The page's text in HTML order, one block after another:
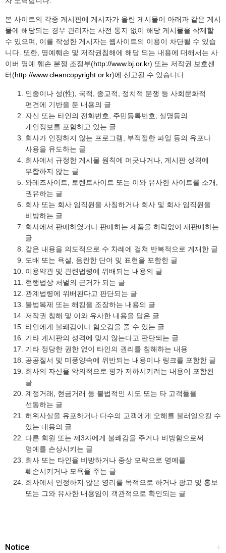
본 사이트의 각종 게시판에 게시자가 올린 게시물이 아래과 같은 게시
물에 해당되는 경우 관리자는 사전 통지 없이 해당 게시물을 삭제할
수 있으며, 이를 작성한 게시자는 웹사이트의 이용이 차단될 수 있습
니다. 또한, 명예훼손 및 저작권침해에 해당 되는 내용에 대해서는 사
이버 명예 훼손 분쟁 조정부(http://www.bj.or.kr) 또는 저작권 보호센
터(http://www.cleancopyright.or.kr)에 신고될 수 있습니다.
인종이나 성(性), 국적, 종교적, 정치적 분쟁 등 사회문화적
편견에 기반을 둔 내용의 글
자신 또는 타인의 전화번호, 주민등록번호, 실명등의
개인정보를 포함하고 있는 글
회사가 인정하지 않는 프로그램, 부적절한 파일 등의 유포나
사용을 유도하는 글
회사에서 규정한 게시물 원칙에 어긋나거나, 게시판 성격에
부합하지 않는 글
와레즈사이트, 토렌트사이트 또는 이와 유사한 사이트를 소개,
권유하는 글
회사 또는 회사 임직원을 사칭하거나 회사 및 회사 임직원을
비방하는 글
회사에서 판매하였거나 판매하는 제품을 허락없이 재판매하는
글
같은 내용을 의도적으로 수 차례에 걸쳐 반복적으로 게재한 글
도배 또는 욕설, 음란한 단어 및 표현을 포함한 글
이용약관 및 관련법령에 위배되는 내용의 글
현행법상 처벌의 근거가 되는 글
관계법령에 위배된다고 판단되는 글
불법복제 또는 해킹을 조장하는 내용의 글
저작권 침해 및 이와 유사한 내용을 담은 글
타인에게 불쾌감이나 혐오감을 줄 수 있는 글
기타 게시판의 성격에 맞지 않는다고 판단되는 글
기타 정당한 권한 없이 타인의 권리를 침해하는 내용
공공질서 및 미풍양속에 위반되는 내용이나 링크를 포함한 글
회사의 자산을 악의적으로 평가 저하시키려는 내용이 포함된
글
계정거래, 현금거래 등 불법적인 시도 또는 타 고객들을
선동하는 글
허위사실을 유포하거나 다수의 고객에게 오해를 불러일으킬 수
있는 내용의 글
다른 회원 또는 제3자에게 불쾌감을 주거나 비방함으로써
명예를 손상시키는 글
회사 또는 타인을 비방하거나 중상 모략으로 명예를
훼손시키거나 모욕을 주는 글
회사에서 인정하지 않은 영리를 목적으로 하거나 광고 및 홍보
또는 그와 유사한 내용임이 객관적으로 확인되는 글
+
Notice